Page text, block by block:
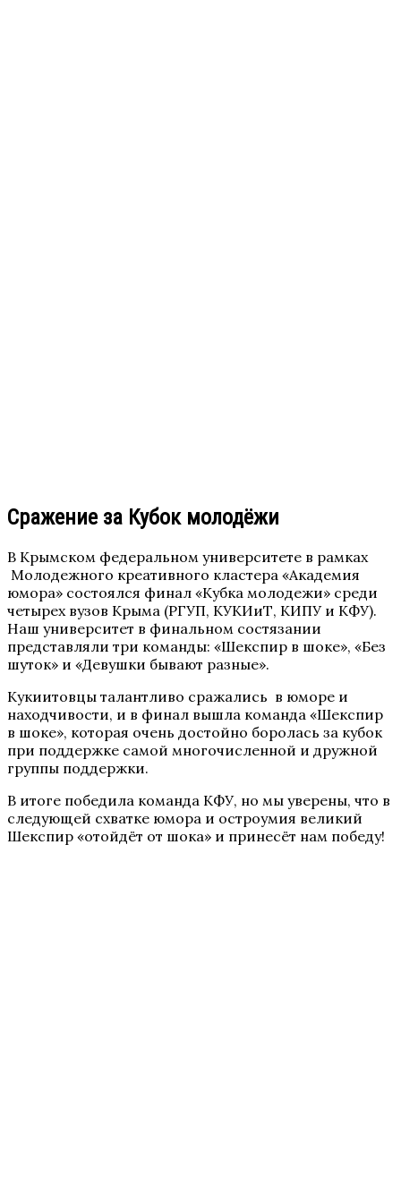
Сражение за Кубок молодёжи
В Крымском федеральном университете в рамках
Молодежного креативного кластера «Академия
юмора» состоялся финал «Кубка молодежи» среди
четырех вузов Крыма (РГУП, КУКИиТ, КИПУ и КФУ).
Наш университет в финальном состязании
представляли три команды: «Шекспир в шоке», «Без
шуток» и «Девушки бывают разные».
Кукиитовцы талантливо сражались в юморе и
находчивости, и в финал вышла команда «Шекспир
в шоке», которая очень достойно боролась за кубок
при поддержке самой многочисленной и дружной
группы поддержки.
В итоге победила команда КФУ, но мы уверены, что в
следующей схватке юмора и остроумия великий
Шекспир «отойдёт от шока» и принесёт нам победу!